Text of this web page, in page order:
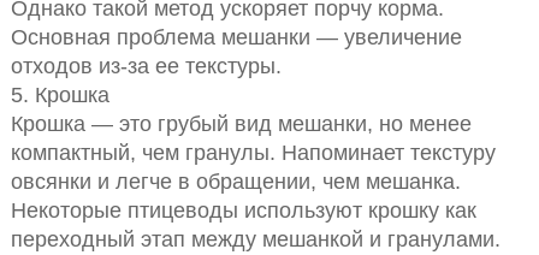
Однако такой метод ускоряет порчу корма.
Основная проблема мешанки — увеличение
отходов из-за ее текстуры.
5. Крошка
Крошка — это грубый вид мешанки, но менее
компактный, чем гранулы. Напоминает текстуру
овсянки и легче в обращении, чем мешанка.
Некоторые птицеводы используют крошку как
переходный этап между мешанкой и гранулами.